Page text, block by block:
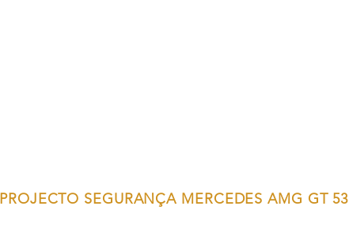
PROJECTO SEGURANÇA MERCEDES AMG GT 53